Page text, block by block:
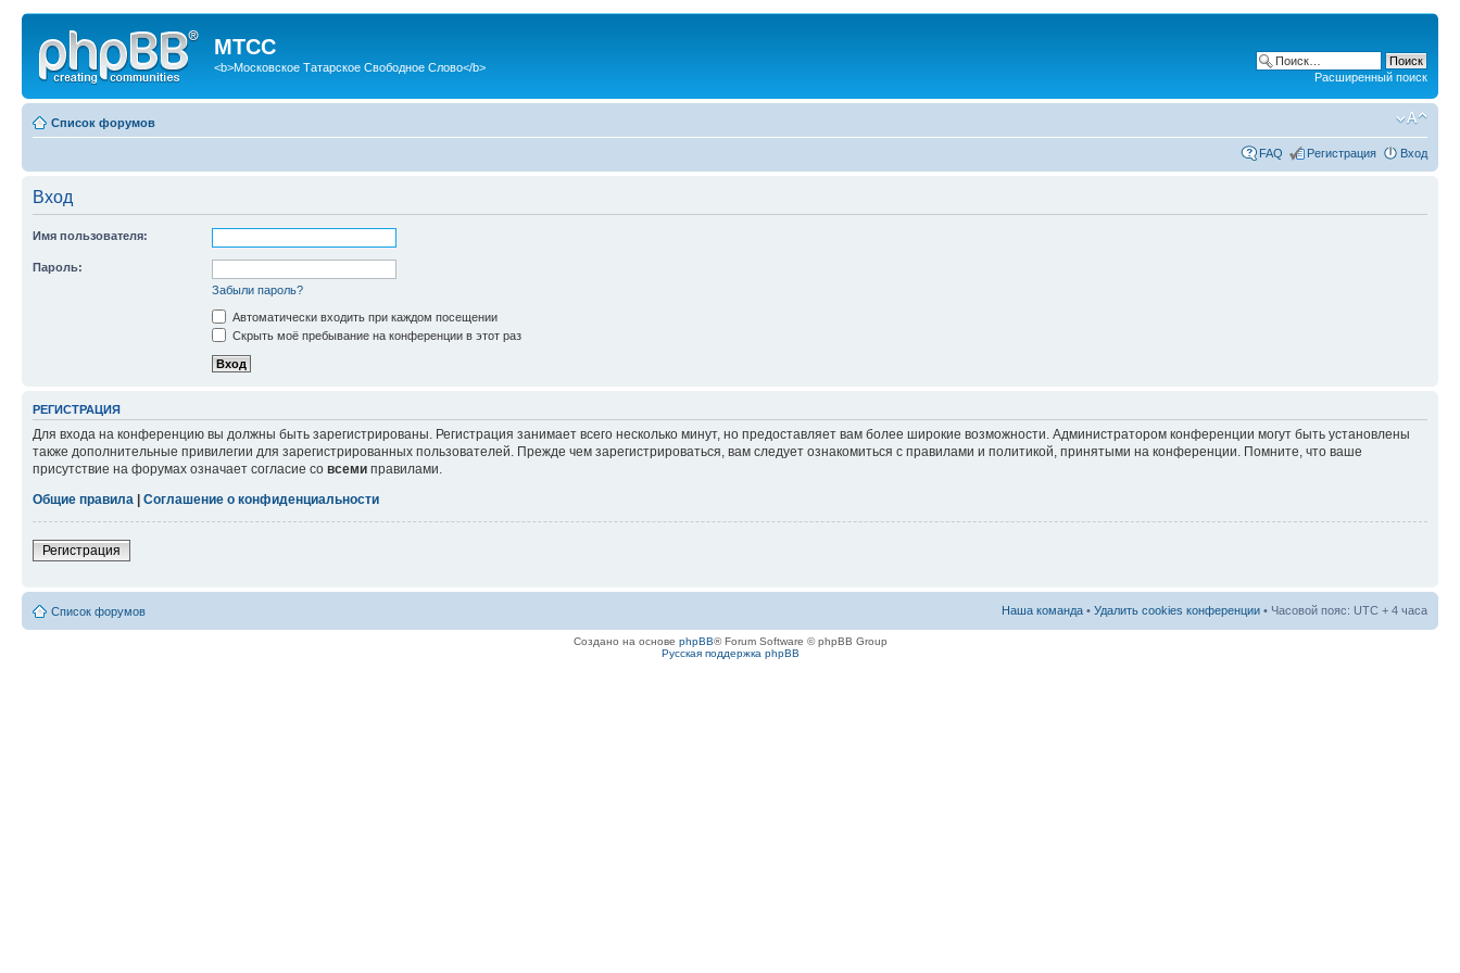
МТСС
<b>Московское Татарское Свободное Слово</b>
Расширенный поиск
Список форумов
FAQ Регистрация Вход
Вход
Имя пользователя:
Пароль:
Забыли пароль?
Автоматически входить при каждом посещении
Скрыть моё пребывание на конференции в этот раз
РЕГИСТРАЦИЯ
Для входа на конференцию вы должны быть зарегистрированы. Регистрация занимает всего несколько минут, но предоставляет вам более широкие возможности. Администратором конференции могут быть установлены
также дополнительные привилегии для зарегистрированных пользователей. Прежде чем зарегистрироваться, вам следует ознакомиться с правилами и политикой, принятыми на конференции. Помните, что ваше
присутствие на форумах означает согласие со всеми правилами.
Общие правила
Соглашение о конфиденциальности
Регистрация
Список форумов Наша команда • Удалить cookies конференции • Часовой пояс: UTC + 4 часа
Создано на основе phpBB® Forum Software © phpBB Group
Русская поддержка phpBB